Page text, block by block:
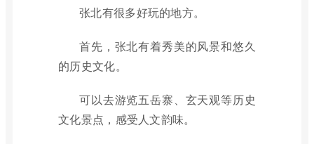
张北有很多好玩的地方。
首先，张北有着秀美的风景和悠久
的历史文化。
可以去游览五岳寨、玄天观等历史
文化景点，感受人文韵味。